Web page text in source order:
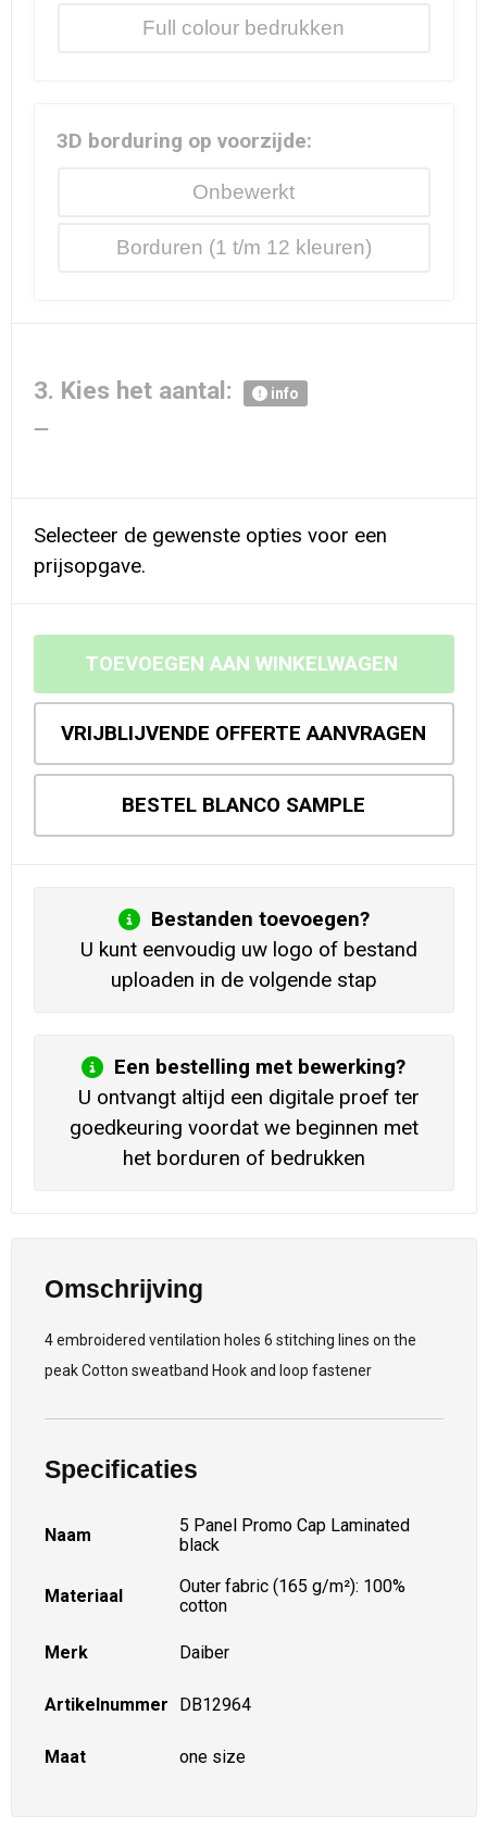
Full colour
3D borduring op voorzijde:
Onbewerkt
Borduren
3. Kies het aantal: info
Selecteer de gewenste opties voor een
prijsopgave.
TOEVOEGEN AAN WINKELWAGEN
VRIJBLIJVENDE OFFERTE AANVRAGEN
BESTEL BLANCO SAMPLE
Bestanden toevoegen?
U kunt eenvoudig uw logo of bestand
uploaden in de volgende stap
Een bestelling met bewerking?
U ontvangt altijd een digitale proef ter
goedkeuring voordat we beginnen met
het borduren of bedrukken
Omschrijving
4 embroidered ventilation holes 6 stitching lines on the
peak Cotton sweatband Hook and loop fastener
Specificaties
Naam
5 Panel Promo Cap Laminated
black
Materiaal
Outer fabric (165 g/m²): 100%
cotton
Merk Daiber
Artikelnummer DB12964
Maat one size